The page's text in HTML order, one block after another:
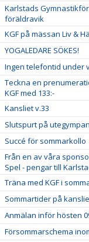
Karlstads
föräldravik
KGF på mässan Liv &
YOGALEDARE SÖKES!
Ingen telefontid under
Teckna en
KGF med 133:-
Kansliet v.33
Slutspurt på
Succé för sommarkollo
Från en av våra
Spel - pengar till
Träna med KGF i
Sommartider på
Anmälan inför hösten
Försommarschema